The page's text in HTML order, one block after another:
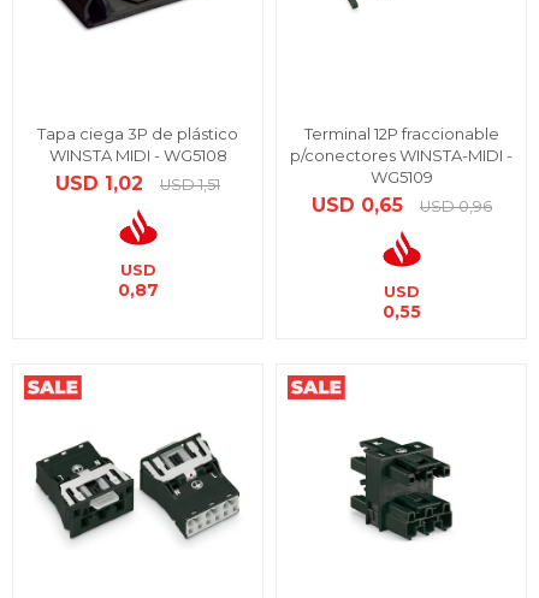
Tapa ciega 3P de plástico
WINSTA MIDI - WG5108
USD 1,02 USD 1,51
USD
0,87
Terminal 12P fraccionable
p/conectores WINSTA-MIDI -
WG5109
USD 0,65 USD 0,96
USD
0,55